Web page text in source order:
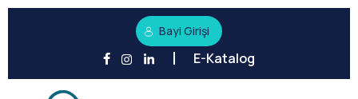
Bayi Girişi
E-Katalog